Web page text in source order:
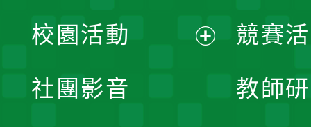
競賽
教師
開
校園活動
社團影音